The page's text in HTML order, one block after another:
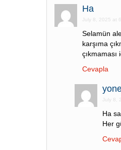
Ha
July 8, 2025 at
Selamün
karşıma
çıkmaması
Cevapla
July 8,
Ha
Her